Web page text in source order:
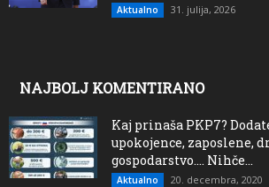
Aktualno 31. julija, 2026
NAJBOLJ KOMENTIRANO
Kaj prinaša PKP7?
upokojence, zaposlene,
gospodarstvo…. Nihče...
Aktualno 20. decembra, 2020